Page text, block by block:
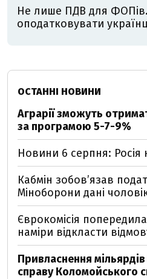
Не лише ПДВ для
оподатковувати
ОСТАННІ НОВИНИ
Аграрії зможуть
за програмою 5-7-9%
Новини 6 серпня: Росія
Кабмін зобовʼязав
Міноборони дані
Єврокомісія
наміри відкласти
Привласнення
справу Коломойського